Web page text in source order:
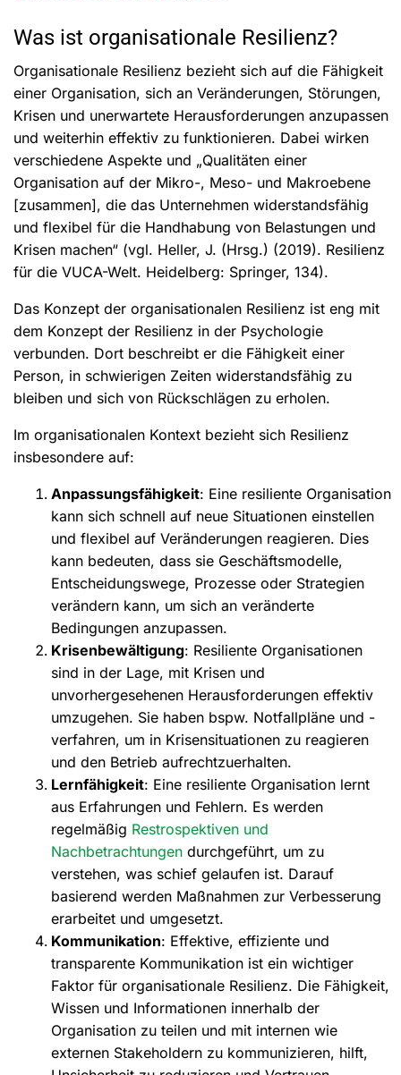
Was ist organisationale Resilienz?
Organisationale Resilienz bezieht sich auf die Fähigkeit
einer Organisation, sich an Veränderungen, Störungen,
Krisen und unerwartete Herausforderungen anzupassen
und weiterhin effektiv zu funktionieren. Dabei wirken
verschiedene Aspekte und „Qualitäten einer
Organisation auf der Mikro-, Meso- und Makroebene
[zusammen], die das Unternehmen widerstandsfähig
und flexibel für die Handhabung von Belastungen und
Krisen machen“ (vgl. Heller, J. (Hrsg.) (2019). Resilienz
für die VUCA-Welt. Heidelberg: Springer, 134).
Das Konzept der organisationalen Resilienz ist eng mit
dem Konzept der Resilienz in der Psychologie
verbunden. Dort beschreibt er die Fähigkeit einer
Person, in schwierigen Zeiten widerstandsfähig zu
bleiben und sich von Rückschlägen zu erholen.
Im organisationalen Kontext bezieht sich Resilienz
insbesondere auf:
Anpassungsfähigkeit: Eine resiliente Organisation
kann sich schnell auf neue Situationen einstellen
und flexibel auf Veränderungen reagieren. Dies
kann bedeuten, dass sie Geschäftsmodelle,
Entscheidungswege, Prozesse oder Strategien
verändern kann, um sich an veränderte
Bedingungen anzupassen.
Krisenbewältigung: Resiliente Organisationen
sind in der Lage, mit Krisen und
unvorhergesehenen Herausforderungen effektiv
umzugehen. Sie haben bspw. Notfallpläne und -
verfahren, um in Krisensituationen zu reagieren
und den Betrieb aufrechtzuerhalten.
Lernfähigkeit: Eine resiliente Organisation lernt
aus Erfahrungen und Fehlern. Es werden
regelmäßig Restrospektiven und
Nachbetrachtungendurchgeführt, um zu
verstehen, was schief gelaufen ist. Darauf
basierend werden Maßnahmen zur Verbesserung
erarbeitet und umgesetzt.
Kommunikation: Effektive, effiziente und
transparente Kommunikation ist ein wichtiger
Faktor für organisationale Resilienz. Die Fähigkeit,
Wissen und Informationen innerhalb der
Organisation zu teilen und mit internen wie
externen Stakeholdern zu kommunizieren, hilft,